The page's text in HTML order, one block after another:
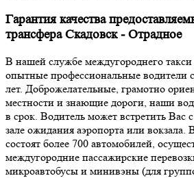
Гарантия качества
трансфера Скадовск - Отрадное
В нашей службе междугороднего такси
опытные профессиональные водители
лет. Доброжелательные, грамотно
местности и знающие дороги, наши
в срок. Водитель может встретить Вас
зале ожидания аэропорта или вокзала.
состоят более 700 автомобилей,
междугородние пассажирские
микроавтобусы и минивэны (для